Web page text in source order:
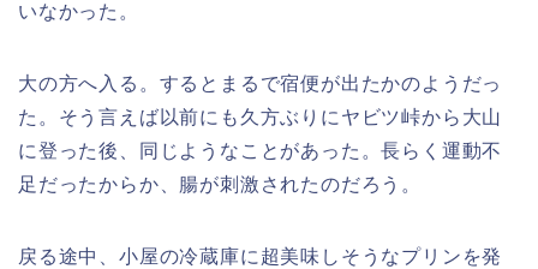
いなかった。
大の方へ入る。するとまるで宿便が出たかのようだっ
た。そう言えば以前にも久方ぶりにヤビツ峠から大山
に登った後、同じようなことがあった。長らく運動不
足だったからか、腸が刺激されたのだろう。
戻る途中、小屋の冷蔵庫に超美味しそうなプリンを発